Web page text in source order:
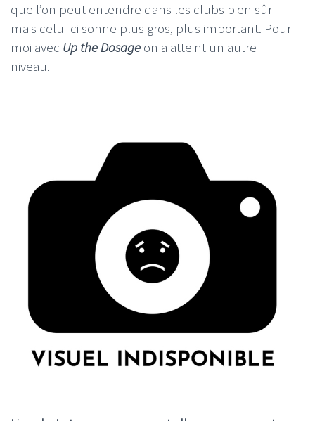
que l’on peut entendre dans les clubs bien sûr
mais celui-ci sonne plus gros, plus important. Pour
moi avec Up the Dosage on a atteint un autre
niveau.